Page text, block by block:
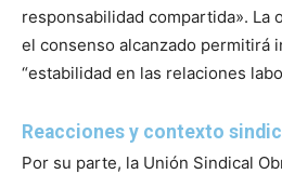
responsabilidad compartida». La
el consenso alcanzado permitirá
“estabilidad en las relaciones
Reacciones y contexto
Por su parte, la Unión Sindical